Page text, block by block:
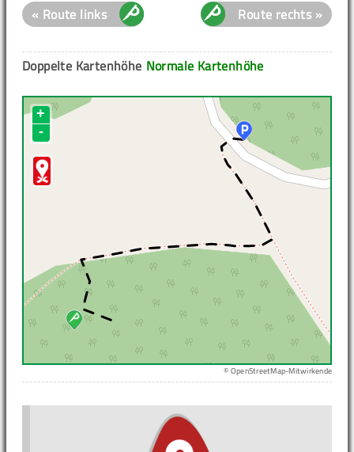
« Route links
Route rechts »
Normale Kartenhöhe
Doppelte Kartenhöhe
+
-
© OpenStreetMap-Mitwirkende